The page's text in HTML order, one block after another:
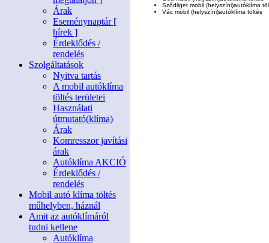
Árak
Eseménynaptár [
hírek ]
Érdeklődés /
rendelés
Szolgáltatások
Nyitva tartás
A mobil autóklíma
töltés területei
Használati
útmutató(klíma)
Árak
Komresszor javítási
árak
Autóklíma AKCIÓ
Érdeklődés /
rendelés
Mobil autó klíma töltés
műhelyben, háznál
Amit az autóklímáról
tudni kellene
Autóklíma
Sződliget mobil (helyszíni)autóklíma
Vác mobil (helyszíni)autóklíma töltés